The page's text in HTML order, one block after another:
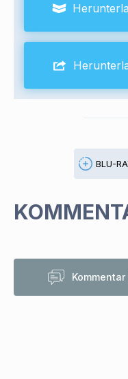
BLU-